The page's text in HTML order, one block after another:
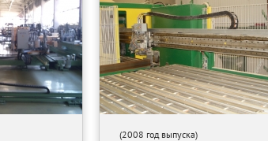
(2008 год выпуска)